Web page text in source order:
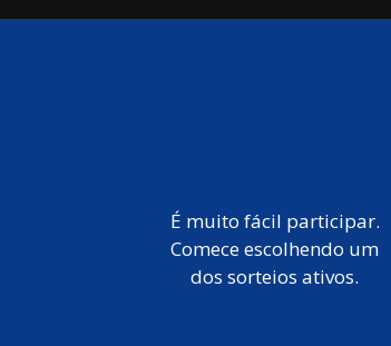
É muito fácil participar.
Comece escolhendo um
dos sorteios ativos.